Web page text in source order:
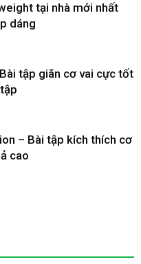
tại nhà mới nhất
dáng
tập giãn cơ vai cực tốt
– Bài tập kích thích cơ
cao